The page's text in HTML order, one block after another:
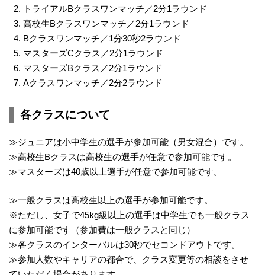
トライアルBクラスワンマッチ／2分1ラウンド
高校生Bクラスワンマッチ／2分1ラウンド
Bクラスワンマッチ／1分30秒2ラウンド
マスターズCクラス／2分1ラウンド
マスターズBクラス／2分1ラウンド
Aクラスワンマッチ／2分2ラウンド
各クラスについて
≫ジュニアは小中学生の選手が参加可能（男女混合）です。
≫高校生Bクラスは高校生の選手が任意で参加可能です。
≫マスターズは40歳以上選手が任意で参加可能です。
≫一般クラスは高校生以上の選手が参加可能です。
※ただし、女子で45kg級以上の選手は中学生でも一般クラス
に参加可能です（参加費は一般クラスと同じ）
≫各クラスのインターバルは30秒でセコンドアウトです。
≫参加人数やキャリアの都合で、クラス変更等の相談をさせ